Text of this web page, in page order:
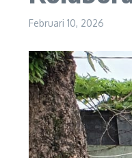
Februari 10, 2026